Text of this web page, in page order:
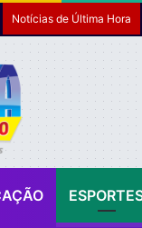
Notícias de Última Hora